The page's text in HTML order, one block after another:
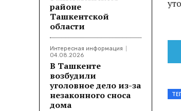
районе
Ташкентской
области
Интересная информация
04.08.2026
В Ташкенте
возбудили
уголовное дело из-за
незаконного сноса
дома